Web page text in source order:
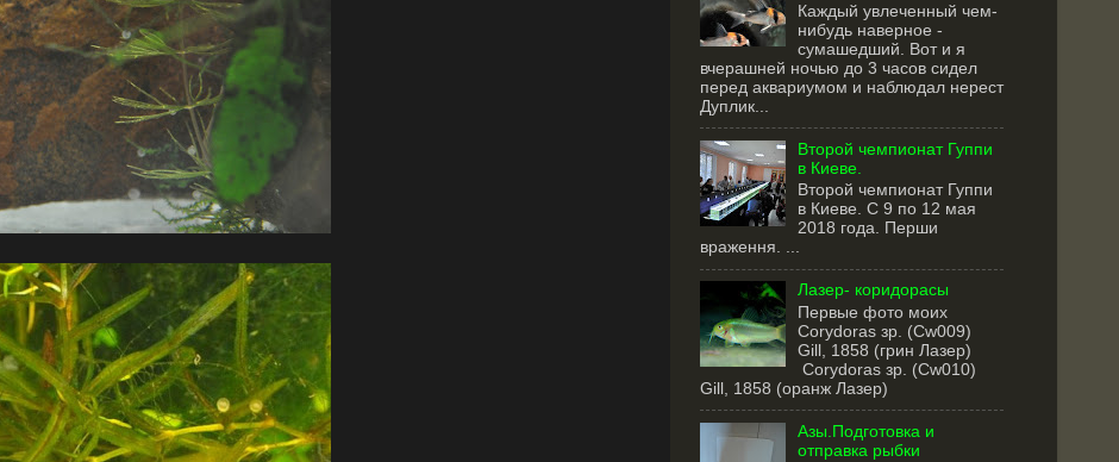
Каждый увлеченный чем-
нибудь наверное -
сумашедший. Вот и я
вчерашней ночью до 3 часов сидел
перед аквариумом и наблюдал нерест
Дуплик...
Второй чемпионат Гуппи
в Киеве.
Второй чемпионат Гуппи
в Киеве. С 9 по 12 мая
2018 года. Перши
враження. ...
Лазер- коридорасы
Первые фото моих
Corydoras зр. (Cw009)
Gill, 1858 (грин Лазер)
Corydoras зр. (Cw010)
Gill, 1858 (оранж Лазер)
Азы.Подготовка и
отправка рыбки